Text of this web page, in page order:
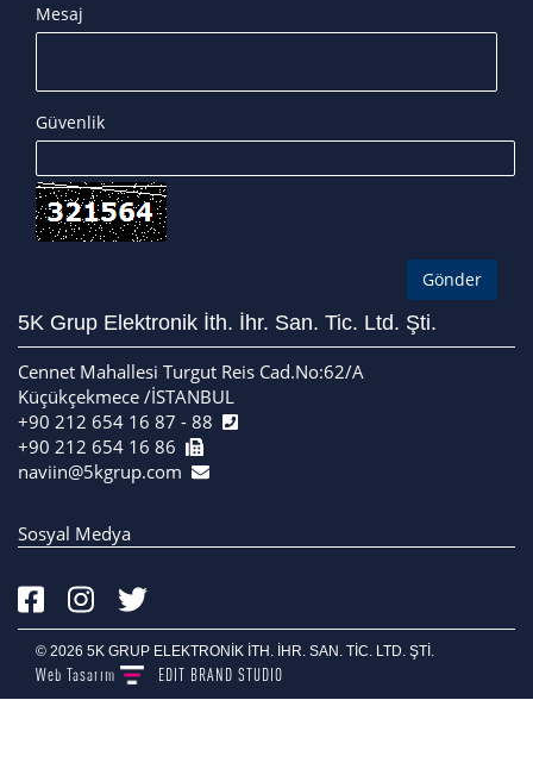
Mesaj
Güvenlik
5K Grup Elektronik İth. İhr. San. Tic. Ltd. Şti.
Cennet Mahallesi Turgut Reis Cad.No:62/A
Küçükçekmece /İSTANBUL
+90 212 654 16 87 - 88
+90 212 654 16 86
naviin@5kgrup.com
Sosyal Medya
© 2026 5K GRUP ELEKTRONİK İTH. İHR. SAN. TİC. LTD. ŞTİ.
Web Tasarım EDIT BRAND STUDIO